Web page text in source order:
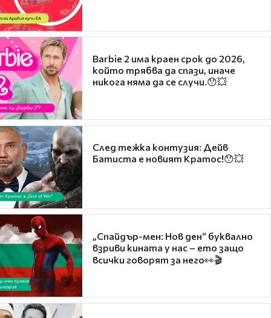
Barbie 2 има краен срок до 2026,
който трябва да спази, иначе
никога няма да се случи.😯💥
След тежка контузия: Дейв
Батиста е новият Кратос!😯💥
„Спайдър-мен: Нов ден“ буквално
взриви кината у нас – ето защо
всички говорят за него👀🎬